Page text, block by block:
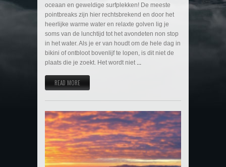
oceaan en geweldige surfplekken! De meeste
pointbreaks zijn hier rechtsbrekend en door het
heerlijke warme water en relaxte golven lig je
soms van de lunchtijd tot het avondeten non stop
in het water. Als je er van houdt om de hele dag in
bikini of ontbloot bovenlijf te lopen, is dit niet de
plaats die je zoekt. Het wordt niet ...
READ MORE